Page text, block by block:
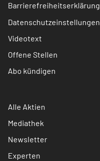
Barrierefreiheitserklärung
Datenschutzeinstellungen
Videotext
Offene Stellen
Abo kündigen
Alle Aktien
Mediathek
Newsletter
Experten